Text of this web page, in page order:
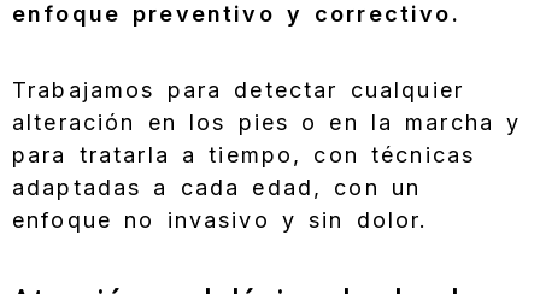
enfoque preventivo y correctivo.
Trabajamos para detectar cualquier
alteración en los pies o en la marcha y
para tratarla a tiempo, con técnicas
adaptadas a cada edad, con un
enfoque no invasivo y sin dolor.